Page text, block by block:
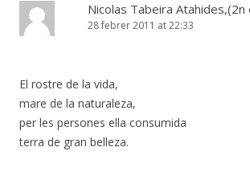
Nicolas Tabeira Atahides,(2n
28 febrer 2011 at 22:33
El rostre de la vida,
mare de la naturaleza,
per les persones ella consumida
terra de gran belleza.